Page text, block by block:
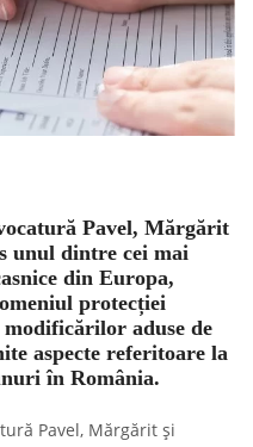
Pavel, Mărgărit
unul dintre cei mai
din Europa,
protecției
aduse de
aspecte referitoare la
în România.
Pavel, Mărgărit și